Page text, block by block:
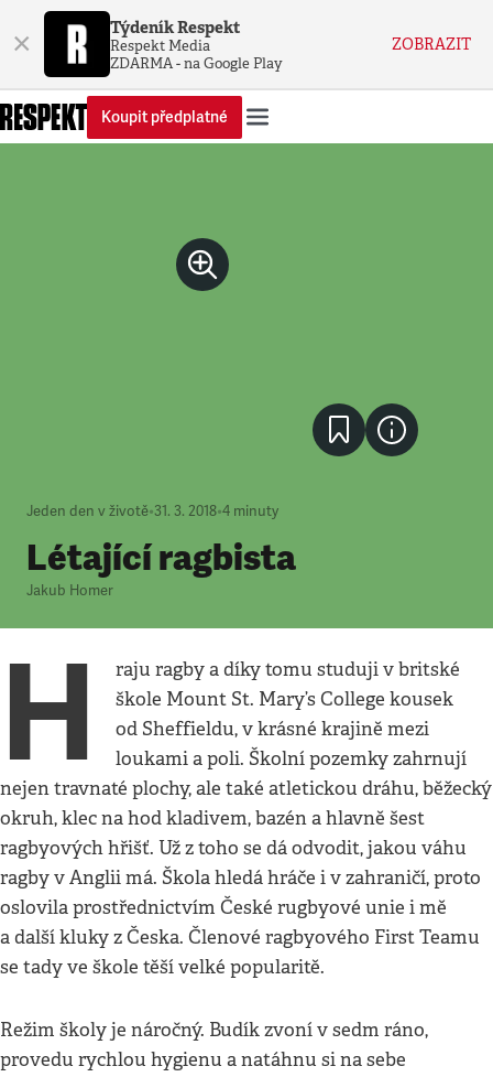
× Týdeník Respekt
Respekt Media
ZDARMA - na Google Play
ZOBRAZIT
Koupit předplatné
Jeden den v životě•31. 3. 2018•4 minuty
Létající ragbista
Jakub Homer
H
raju ragby a díky tomu studuji v britské
škole Mount St. Mary’s College kousek
od Sheffieldu, v krásné krajině mezi
loukami a poli. Školní pozemky zahrnují
nejen travnaté plochy, ale také atletickou dráhu, běžecký
okruh, klec na hod kladivem, bazén a hlavně šest
ragbyových hřišť. Už z toho se dá odvodit, jakou váhu
ragby v Anglii má. Škola hledá hráče i v zahraničí, proto
oslovila prostřednictvím České rugbyové unie i mě
a další kluky z Česka. Členové ragbyového First Teamu
se tady ve škole těší velké popularitě.
Režim školy je náročný. Budík zvoní v sedm ráno,
provedu rychlou hygienu a natáhnu si na sebe